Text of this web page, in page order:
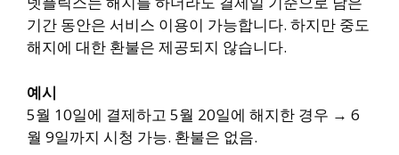
기간 동안은 서비스 이용이 가능합니다. 하지만 중도
해지에 대한 환불은 제공되지 않습니다.
예시
5월 10일에 결제하고 5월 20일에 해지한 경우 → 6
월 9일까지 시청 가능. 환불은 없음.